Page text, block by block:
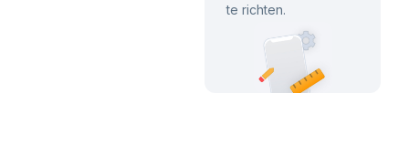
te richten.